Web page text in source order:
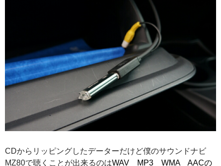
CDからリッピングしたデーターだけど僕のサウンドナビ
MZ80で聴くことが出来るのはWAV MP3 WMA AACの